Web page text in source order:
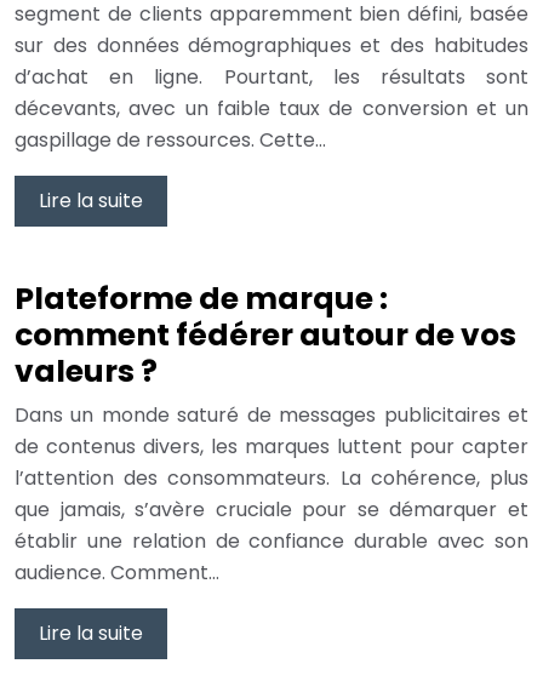
segment de clients apparemment bien défini, basée
sur des données démographiques et des habitudes
d’achat en ligne. Pourtant, les résultats sont
décevants, avec un faible taux de conversion et un
gaspillage de ressources. Cette…
Lire la suite
Plateforme de marque :
comment fédérer autour de vos
valeurs ?
Dans un monde saturé de messages publicitaires et
de contenus divers, les marques luttent pour capter
l’attention des consommateurs. La cohérence, plus
que jamais, s’avère cruciale pour se démarquer et
établir une relation de confiance durable avec son
audience. Comment…
Lire la suite